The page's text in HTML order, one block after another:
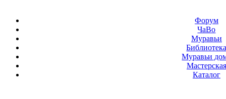
Форум
ЧаВо
Муравьи
Муравьи
Мастерская
Каталог